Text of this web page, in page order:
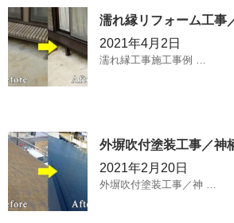
濡れ縁リフォーム工事
2021年4月2日
濡れ縁工事施工事例 …
外塀吹付塗装工事／神
2021年2月20日
外塀吹付塗装工事／神 …